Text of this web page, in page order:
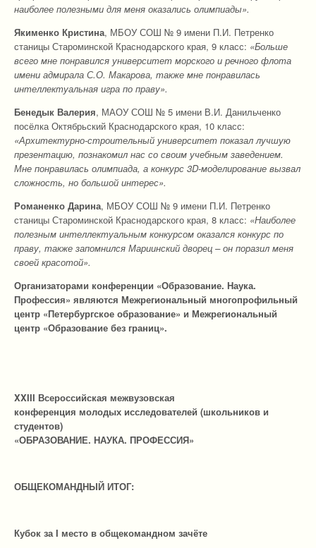
наиболее полезными для меня оказались олимпиады».
Якименко Кристина, МБОУ СОШ № 9 имени П.И. Петренко
станицы Староминской Краснодарского края, 9 класс: «Больше
всего мне понравился университет морского и речного флота
имени адмирала С.О. Макарова, также мне понравилась
интеллектуальная игра по праву».
Бенедык Валерия, МАОУ СОШ № 5 имени В.И. Данильченко
посёлка Октябрьский Краснодарского края, 10 класс:
«Архитектурно-строительный университет показал лучшую
презентацию, познакомил нас со своим учебным заведением.
Мне понравилась олимпиада, а конкурс 3D-моделирование вызвал
сложность, но большой интерес».
Романенко Дарина, МБОУ СОШ № 9 имени П.И. Петренко
станицы Староминской Краснодарского края, 8 класс: «Наиболее
полезным интеллектуальным конкурсом оказался конкурс по
праву, также запомнился Мариинский дворец – он поразил меня
своей красотой».
Организаторами конференции «Образование. Наука.
Профессия» являются Межрегиональный многопрофильный
центр «Петербургское образование» и Межрегиональный
центр «Образование без границ».
XXIII Всероссийская межвузовская
конференция молодых исследователей (школьников и
студентов)
«ОБРАЗОВАНИЕ. НАУКА. ПРОФЕССИЯ»
ОБЩЕКОМАНДНЫЙ ИТОГ:
Кубок за I место в общекомандном зачёте